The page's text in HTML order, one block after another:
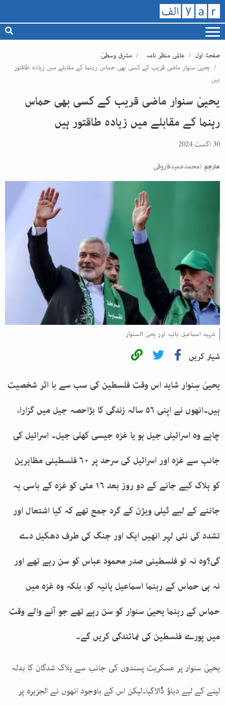
صفحۂ اول عالمی منظر نامہ
مشرق وسطیٰ
یحییٰ سنوار ماضی قریب کے کسی بھی حماس رہنما کے مقابلے میں زیادہ طاقتور
ہیں
یحییٰ سنوار ماضی قریب کے کسی بھی حماس
رہنما کے مقابلے میں زیادہ طاقتور ہیں
30 اگست 2024
مترجم :محمدعمیدفاروقی
شہید اسماعیل ہانیہ اور یحیٰ السنوار
شیئر کریں
یحییٰ سِنوار شاید اس وقت فلسطین کی سب سے با اثر شخصیت
ہیں۔انھوں نے اپنی ۵۶ سالہ زندگی کا بڑاحصہ جیل میں گزارا،
چاہے وہ اسرائیلی جیل ہو یا غزہ جیسی کھلی جیل۔ اسرائیل کی
جانب سے غزہ اور اسرائیل کی سرحد پر ۶۰ فلسطینی مظاہرین
کو ہلاک کیے جانے کے دو روز بعد ۱۶ مئی کو غزہ کے باسی یہ
جاننے کے لیے ٹیلی ویژن کے گرد جمع تھے کہ کیا اشتعال اور
تشدد کی نئی لہر انھیں ایک اور جنگ کی طرف دھکیل دے
گی؟وہ نہ تو فلسطینی صدر محمود عباس کو سن رہے تھے اور
نہ ہی حماس کے رہنما اسماعیل ہانیہ کو، بلکہ وہ غزہ میں
حماس کے رہنما یحییٰ سنوار کو سن رہے تھے جو آنے والے وقت
میں پورے فلسطین کی نمائندگی کریں گے۔
یحییٰ سنوار پر عسکریت پسندوں کی جانب سے ہلاک شدگان کا بدلہ
لینے کے لیے دباؤ ڈالاگیا۔لیکن اس کے باوجود انھوں نے الجزیرہ پر